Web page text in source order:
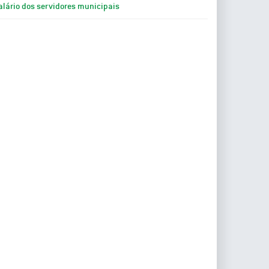
dos servidores municipais